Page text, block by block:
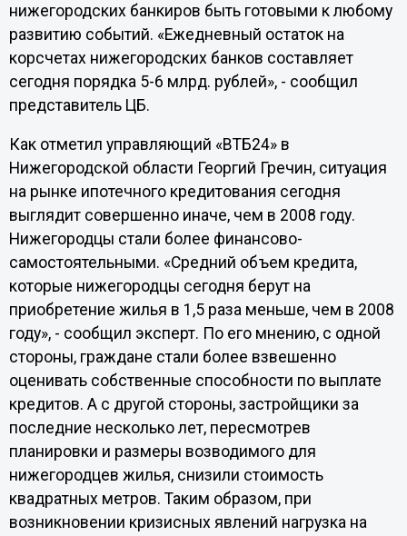
нижегородских банкиров быть готовыми к любому
развитию событий. «Ежедневный остаток на
корсчетах нижегородских банков составляет
сегодня порядка 5-6 млрд. рублей», - сообщил
представитель ЦБ.
Как отметил управляющий «ВТБ24» в
Нижегородской области Георгий Гречин, ситуация
на рынке ипотечного кредитования сегодня
выглядит совершенно иначе, чем в 2008 году.
Нижегородцы стали более финансово-
самостоятельными. «Средний объем кредита,
которые нижегородцы сегодня берут на
приобретение жилья в 1,5 раза меньше, чем в 2008
году», - сообщил эксперт. По его мнению, с одной
стороны, граждане стали более взвешенно
оценивать собственные способности по выплате
кредитов. А с другой стороны, застройщики за
последние несколько лет, пересмотрев
планировки и размеры возводимого для
нижегородцев жилья, снизили стоимость
квадратных метров. Таким образом, при
возникновении кризисных явлений нагрузка на